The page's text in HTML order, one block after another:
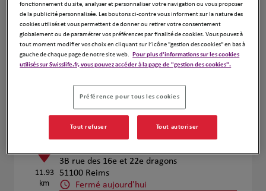
2
11.03
km
Olivier Leonard
7 Rue De La Sabliere
51390 Vrigny
Fermé aujourd'hui
Numéro
Voir plus
11.93
km
ROCHE-MARTIN
3B rue des 16e et 22e dragons
51100 Reims
Fermé aujourd'hui
fonctionnement du site, analyser et personnaliser votre navigation ou vous proposer
de la publicité personnalisée. Les boutons ci-contre vous informent sur la nature des
cookies utilisés et vous permettent de donner ou retirer votre consentement
globalement ou de paramétrer vos préférences par finalité de cookies. Vous pouvez à
tout moment modifier vos choix en cliquant sur l’icône "gestion des cookies" en bas à
gauche de chaque page de notre site web. Pour plus d'informations sur les cookies
utilisés sur Swisslife.fr, vous pouvez accéder à la page de "gestion des cookies".
Préférence pour tous les cookies
Tout refuser Tout autoriser